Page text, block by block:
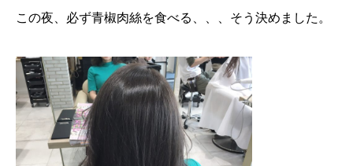
この夜、必ず青椒肉絲を食べる、、、そう決めました。